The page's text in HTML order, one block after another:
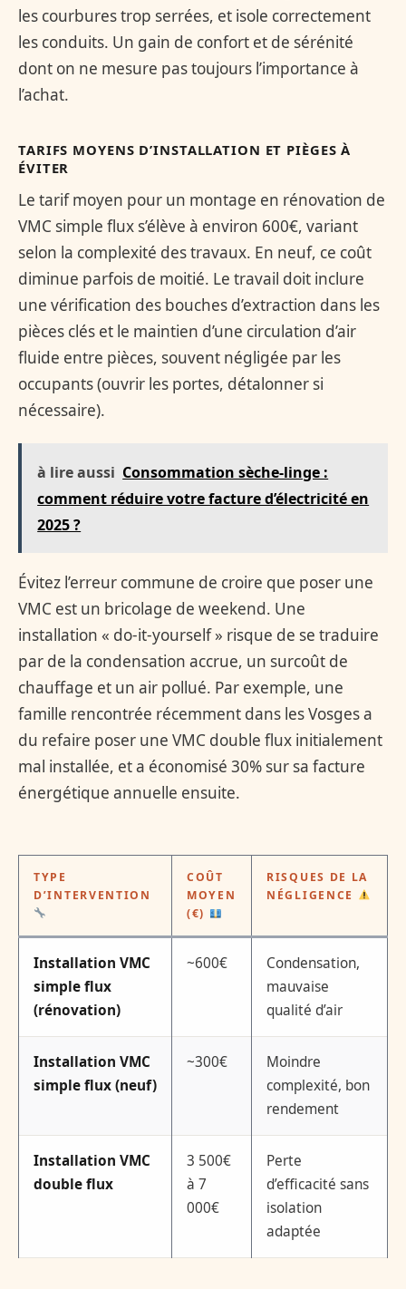
les courbures trop serrées, et isole correctement
les conduits. Un gain de confort et de sérénité
dont on ne mesure pas toujours l’importance à
l’achat.
TARIFS MOYENS D’INSTALLATION ET PIÈGES À
ÉVITER
Le tarif moyen pour un montage en rénovation de
VMC simple flux s’élève à environ 600€, variant
selon la complexité des travaux. En neuf, ce coût
diminue parfois de moitié. Le travail doit inclure
une vérification des bouches d’extraction dans les
pièces clés et le maintien d’une circulation d’air
fluide entre pièces, souvent négligée par les
occupants (ouvrir les portes, détalonner si
nécessaire).
à lire aussi Consommation sèche-linge :
comment réduire votre facture d’électricité en
2025 ?
Évitez l’erreur commune de croire que poser une
VMC est un bricolage de weekend. Une
installation « do-it-yourself » risque de se traduire
par de la condensation accrue, un surcoût de
chauffage et un air pollué. Par exemple, une
famille rencontrée récemment dans les Vosges a
du refaire poser une VMC double flux initialement
mal installée, et a économisé 30% sur sa facture
énergétique annuelle ensuite.
TYPE
D’INTERVENTION
COÛT
MOYEN
(€)
RISQUES DE LA
NÉGLIGENCE
Installation VMC
simple flux
(rénovation)
~600€
Condensation,
mauvaise
qualité d’air
Installation VMC
simple flux (neuf)
~300€
Moindre
complexité, bon
rendement
Installation VMC
double flux
3 500€
à 7
000€
Perte
d’efficacité sans
isolation
adaptée